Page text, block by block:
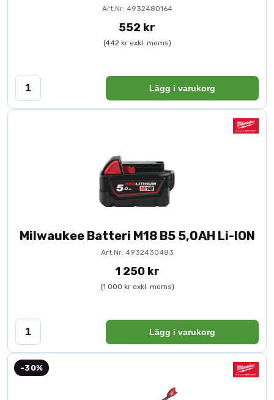
Art.Nr: 4932480164
552 kr
(442 kr exkl. moms)
Lägg i varukorg
Milwaukee Batteri M18 B5 5,0AH Li-ION
Art.Nr: 4932430483
1 250 kr
(1 000 kr exkl. moms)
Lägg i varukorg
-30%